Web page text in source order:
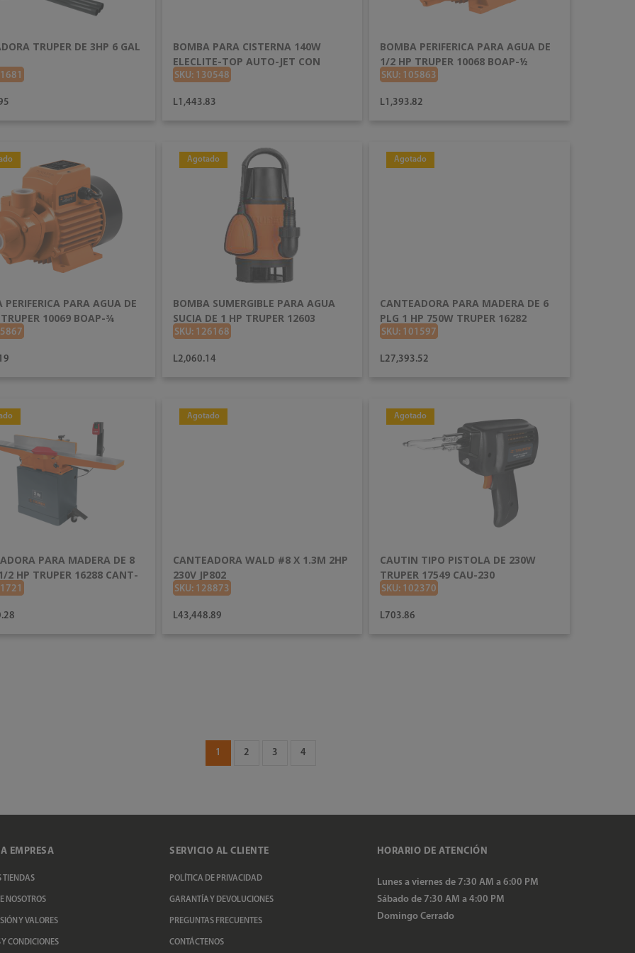
TRUPER DE 3HP 6 GAL
AÑADIR AL CARRITO
BOMBA PARA CISTERNA 140W
ELECLITE-TOP AUTO-JET CON
TANQUE 2HP
SKU: 130548
L1,443.83
AÑADIR AL CARRITO
BOMBA PERIFERICA PARA AGUA DE
1/2 HP TRUPER 10068 BOAP-½
SKU: 105863
L1,393.82
PERIFERICA PARA AGUA DE
10069 BOAP-¾
AÑADIR AL CARRITO
Agotado
BOMBA SUMERGIBLE PARA AGUA
SUCIA DE 1 HP TRUPER 12603
SKU: 126168
L2,060.14
Agotado
CANTEADORA PARA MADERA DE 6
PLG 1 HP 750W TRUPER 16282
CANT-6X
SKU: 101597
L27,393.52
AÑADIR AL CARRITO
PARA MADERA DE 8
2 HP TRUPER 16288 CANT-
Agotado
CANTEADORA WALD #8 X 1.3M 2HP
230V JP802
SKU: 128873
L43,448.89
Agotado
CAUTIN TIPO PISTOLA DE 230W
TRUPER 17549 CAU-230
SKU: 102370
L703.86
1 2 3 4
EMPRESA
TIENDAS
NOSOTROS
Y VALORES
Y CONDICIONES
SERVICIO AL CLIENTE
POLÍTICA DE PRIVACIDAD
GARANTÍA Y DEVOLUCIONES
PREGUNTAS FRECUENTES
CONTÁCTENOS
HORARIO DE ATENCIÓN
Lunes a viernes de 7:30 AM a 6:00 PM
Sábado de 7:30 AM a 4:00 PM
Domingo Cerrado